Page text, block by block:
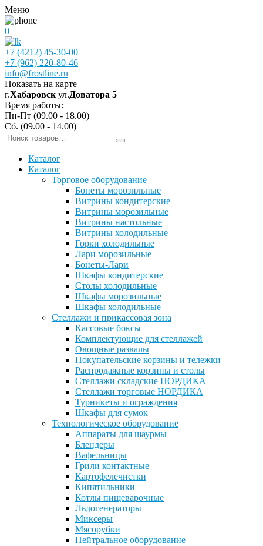
Меню
0
+7 (4212) 45-30-00
+7 (962) 220-80-46
info@frostline.ru
Показать на карте
г.Хабаровск ул.Доватора 5
Время работы:
Пн-Пт (09.00 - 18.00)
Сб. (09.00 - 14.00)
Каталог
Каталог
Торговое оборудование
Бонеты морозильные
Витрины кондитерские
Витрины морозильные
Витрины настольные
Витрины холодильные
Горки холодильные
Лари морозильные
Бонеты-Лари
Шкафы кондитерские
Столы холодильные
Шкафы морозильные
Шкафы холодильные
Стеллажи и прикассовая зона
Кассовые боксы
Комплектующие для стеллажей
Овощные развалы
Покупательские корзины и тележки
Распродажные корзины и столы
Стеллажи складские НОРДИКА
Стеллажи торговые НОРДИКА
Турникеты и ограждения
Шкафы для сумок
Технологическое оборудование
Аппараты для шаурмы
Блендеры
Вафельницы
Грили контактные
Картофелечистки
Кипятильники
Котлы пищеварочные
Льдогенераторы
Миксеры
Мясорубки
Нейтральное оборудование